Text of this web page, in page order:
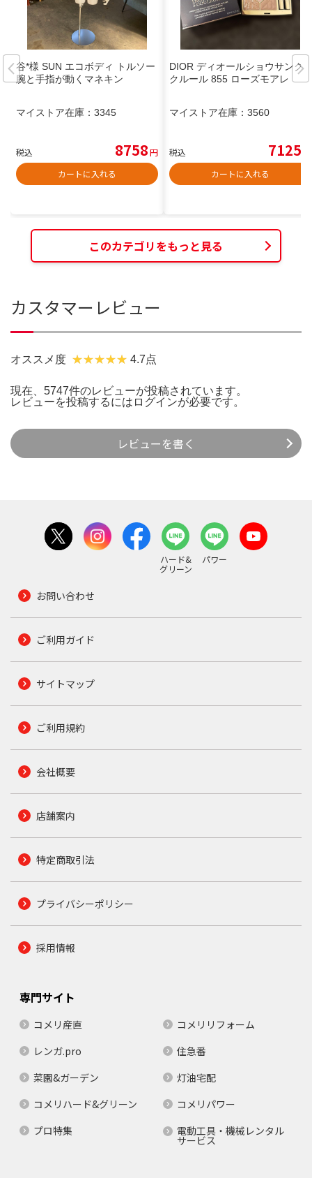
谷*様 SUN エコボディ トルソー
腕と手指が動くマネキン
マイストア在庫： 3345
税込 8758円
カートに入れる
DIOR ディオールショウサンク
クルール 855 ローズモアレ
マイストア在庫： 3560
税込 7125
カートに入れる
このカテゴリをもっと見る
カスタマーレビュー
オススメ度 4.7点
現在、5747件のレビューが投稿されています。
レビューを投稿するには ログインが必要です。
レビューを書く
ハード&
グリーン
パワー
お問い合わせ
ご利用ガイド
サイトマップ
ご利用規約
会社概要
店舗案内
特定商取引法
プライバシーポリシー
採用情報
専門サイト
コメリ産直
コメリリフォーム
レンガ.pro
住急番
菜園&ガーデン
灯油宅配
コメリハード&グリーン
コメリパワー
プロ特集
電動工具・機械レンタル
サービス